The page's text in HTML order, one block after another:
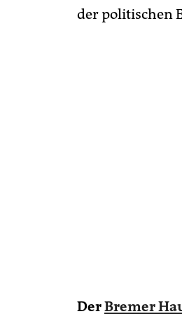
der politischen
DerBremer